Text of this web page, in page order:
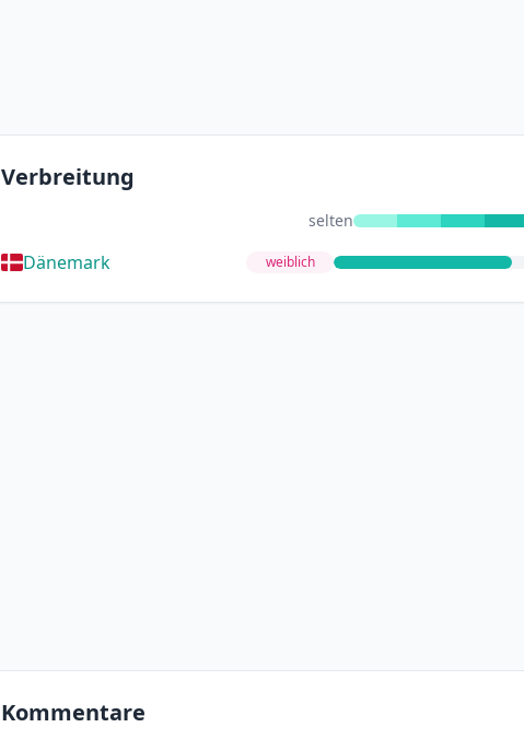
Verbreitung
selten
Dänemark weiblich
Kommentare